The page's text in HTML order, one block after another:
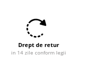
Drept de retur
in 14 zile conform legii